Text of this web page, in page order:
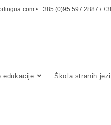
• +385 (0)95 597 2887 /
edukacije Škola stranih